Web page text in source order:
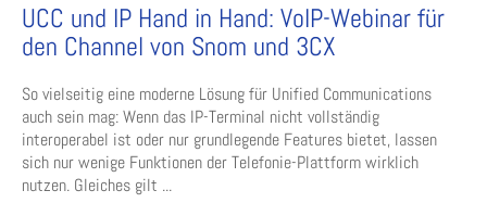
UCC und IP Hand in Hand: VoIP-Webinar für
den Channel von Snom und 3CX
So vielseitig eine moderne Lösung für Unified Communications
auch sein mag: Wenn das IP-Terminal nicht vollständig
interoperabel ist oder nur grundlegende Features bietet, lassen
sich nur wenige Funktionen der Telefonie-Plattform wirklich
nutzen. Gleiches gilt ...